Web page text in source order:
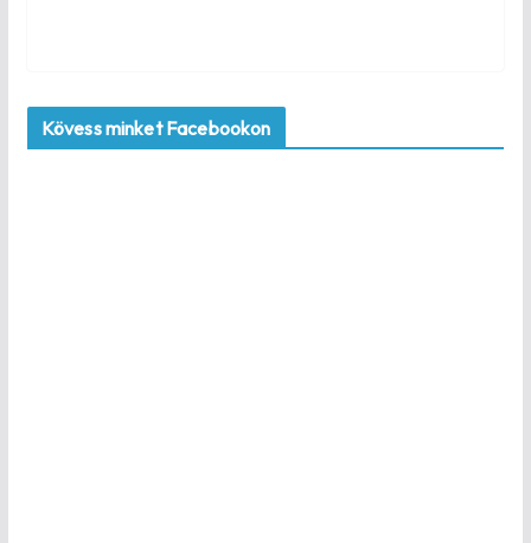
Kövess minket Facebookon